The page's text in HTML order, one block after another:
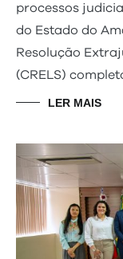
processos
do Estado do
Resolução
(CRELS)
LER MAIS